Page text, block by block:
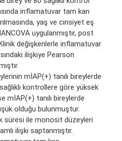
inflamatuvar tam kan
yaş ve cinsiyet eş
uygulanmıştır, post
değişkenlerle inflamatuvar
ilişkiye Pearson
mİAP(+) tanılı bireylerde
kontrollere göre yüksek
mİAP(+) tanılı bireylerde
olduğu bulunmuştur.
süresi ile monosit düzeyleri
ilişki saptanmıştır.